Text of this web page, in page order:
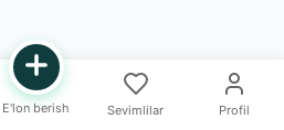
E'lon berish Sevimlilar Profil